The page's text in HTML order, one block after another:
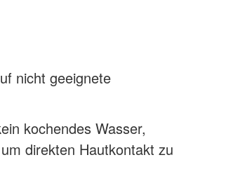
nicht geeignete
kochendes Wasser,
direkten Hautkontakt zu